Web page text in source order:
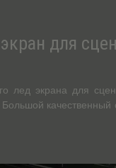
для
лед экрана для
Большой